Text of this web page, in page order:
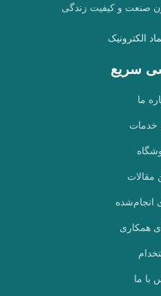
صنعت و کیفیت زندگی
سریع
ما
مقالات
انجام‌شده
همکاری
با ما